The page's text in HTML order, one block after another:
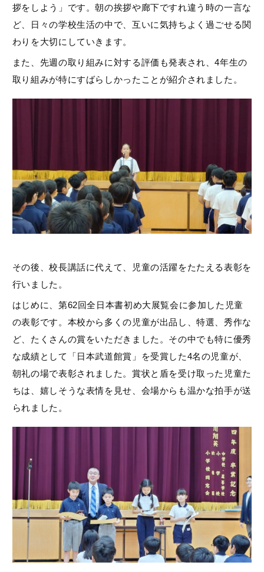
拶をしよう」です。朝の挨拶や廊下ですれ違う時の一言な
ど、日々の学校生活の中で、互いに気持ちよく過ごせる関
わりを大切にしていきます。
また、先週の取り組みに対する評価も発表され、4年生の
取り組みが特にすばらしかったことが紹介されました。
その後、校長講話に代えて、児童の活躍をたたえる表彰を
行いました。
はじめに、第62回全日本書初め大展覧会に参加した児童
の表彰です。本校から多くの児童が出品し、特選、秀作な
ど、たくさんの賞をいただきました。その中でも特に優秀
な成績として「日本武道館賞」を受賞した4名の児童が、
朝礼の場で表彰されました。賞状と盾を受け取った児童た
ちは、嬉しそうな表情を見せ、会場からも温かな拍手が送
られました。